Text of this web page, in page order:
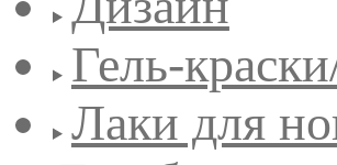
Гель-
Лаки для